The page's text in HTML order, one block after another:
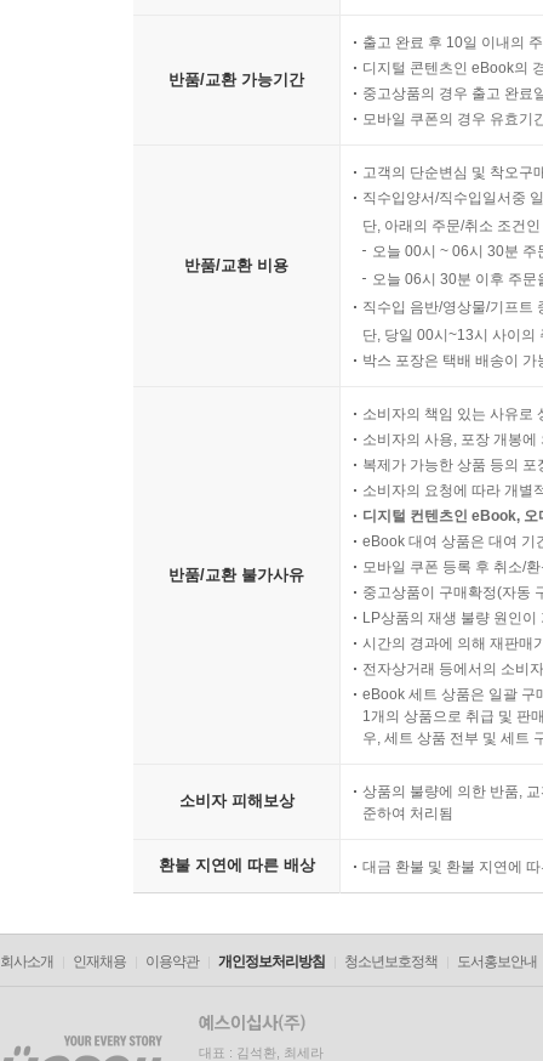
반품/교환 가능기간
출고 완료 후 10일 이내의
디지털 콘텐츠인 eBook의
중고상품의 경우 출고 완료
모바일 쿠폰의 경우 유효기
반품/교환 비용
고객의 단순변심 및 착오구
직수입양서/직수입일서중
단, 아래의 주문/취소 조건
오늘 00시 ~ 06시 30분
오늘 06시 30분 이후 주
직수입 음반/영상물/기프트
단, 당일 00시~13시 사이의
박스 포장은 택배 배송이
반품/교환 불가사유
소비자의 책임 있는 사유로
소비자의 사용, 포장 개봉
복제가 가능한 상품 등의
소비자의 요청에 따라 개별
디지털 컨텐츠인 eBook,
eBook 대여 상품은 대여 기
모바일 쿠폰 등록 후 취소/
중고상품이 구매확정(자동
LP상품의 재생 불량 원인
시간의 경과에 의해 재판매
전자상거래 등에서의 소비
eBook 세트 상품은 일괄 구
1개의 상품으로 취급 및 판
우, 세트 상품 전부 및 세트
소비자 피해보상
상품의 불량에 의한 반품,
준하여 처리됨
환불 지연에 따른 배상 대금 환불 및 환불 지연에
회사소개 인재채용 이용약관 개인정보처리방침 청소년보호정책 도서홍보안내
대표 : 김석환, 최세라